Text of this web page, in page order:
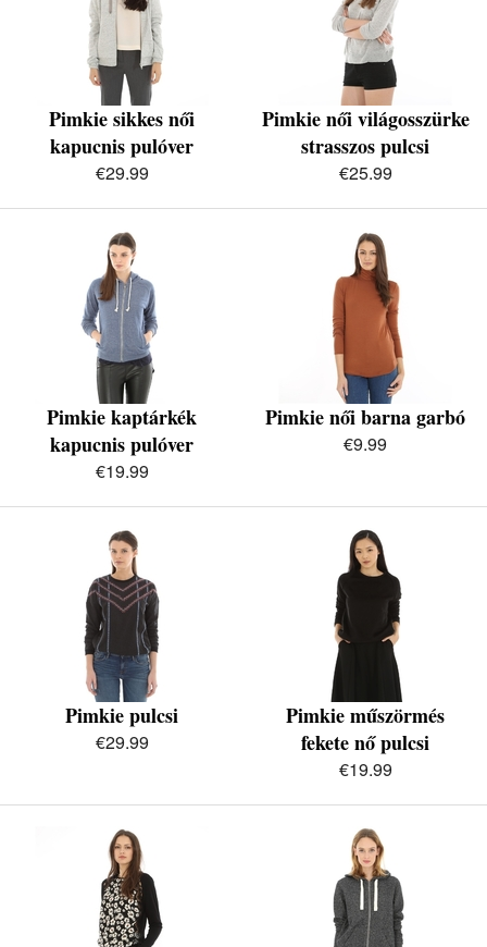
Pimkie sikkes női
kapucnis pulóver
€29.99
Pimkie női világosszürke
strasszos pulcsi
€25.99
Pimkie kaptárkék
kapucnis pulóver
€19.99
Pimkie női barna garbó
€9.99
Pimkie pulcsi
€29.99
Pimkie műszörmés
fekete nő pulcsi
€19.99